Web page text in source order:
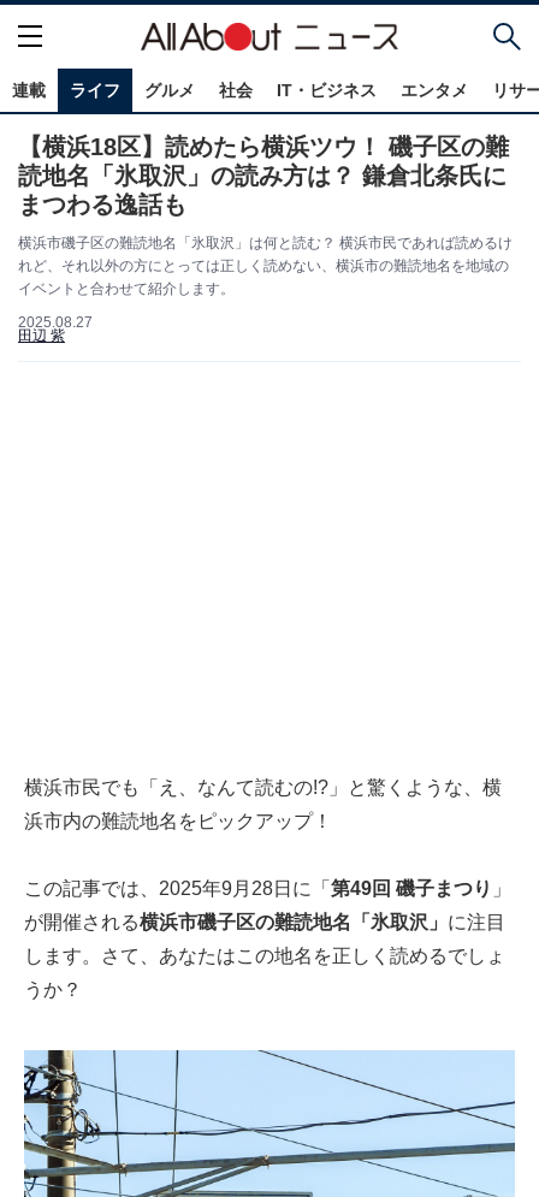
連載 ライフ グルメ 社会 IT・ビジネス エンタメ リサ
【横浜18区】読めたら横浜ツウ！ 磯子区の難
読地名「氷取沢」の読み方は？ 鎌倉北条氏に
まつわる逸話も
横浜市磯子区の難読地名「氷取沢」は何と読む？ 横浜市民であれば読めるけ
れど、それ以外の方にとっては正しく読めない、横浜市の難読地名を地域の
イベントと合わせて紹介します。
2025.08.27
田辺 紫
横浜市民でも「え、なんて読むの!?」と驚くような、横
浜市内の難読地名をピックアップ！
この記事では、2025年9月28日に「 第49回 磯子まつり 」
が開催される横浜市磯子区の難読地名「氷取沢」 に注目
します。さて、あなたはこの地名を正しく読めるでしょ
うか？